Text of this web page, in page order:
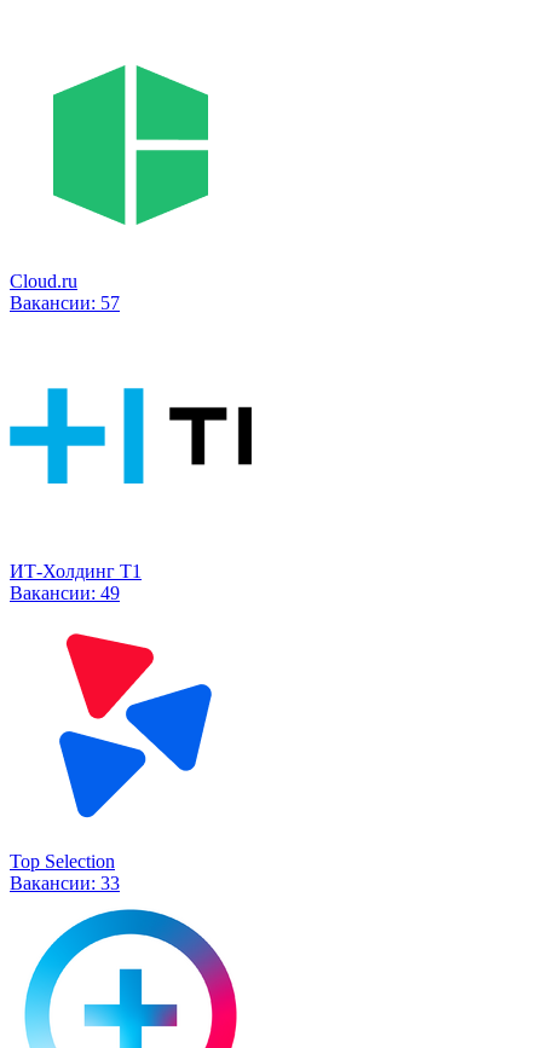
Cloud.ru
Вакансии: 57
ИТ-Холдинг Т1
Вакансии: 49
Top Selection
Вакансии: 33